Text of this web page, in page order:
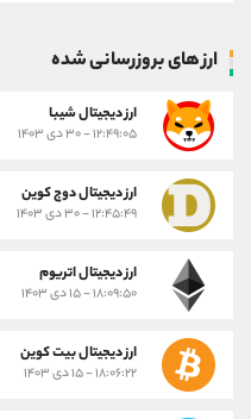
ارز های بروزرسانی شده
ارز ديجيتال شیبا
۱۲:۴۹:۰۵ - ۳۰ دی ۱۴۰۳
ارز دیجیتال دوج کوین
۱۲:۴۵:۴۹ - ۳۰ دی ۱۴۰۳
ارز دیجیتال اتریوم
۱۸:۰۹:۵۰ - ۱۵ دی ۱۴۰۳
ارز دیجیتال بیت کوین
۱۸:۰۶:۲۲ - ۱۵ دی ۱۴۰۳